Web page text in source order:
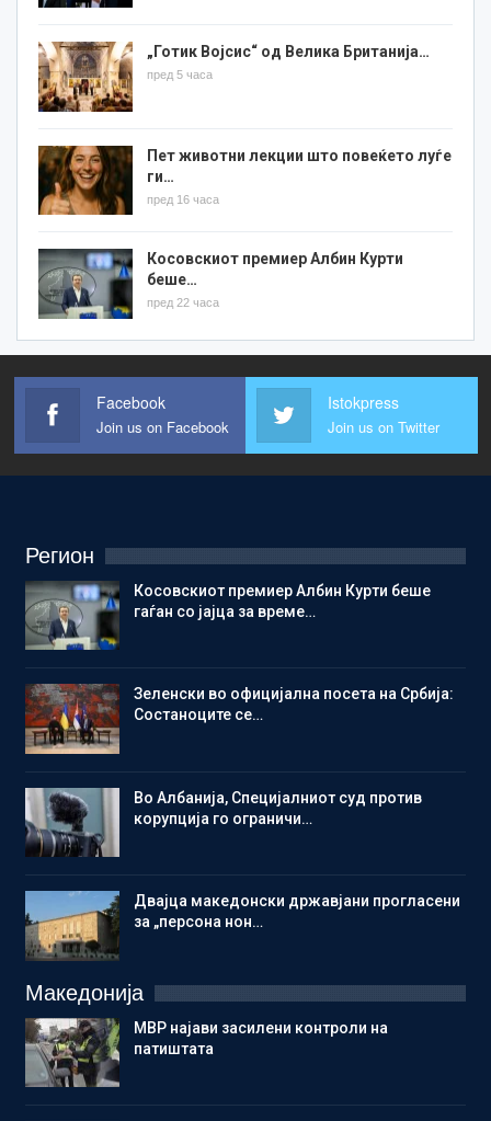
„Готик Војсис“ од Велика Британија…
пред 5 часа
Пет животни лекции што повеќето луѓе
ги…
пред 16 часа
Косовскиот премиер Албин Курти
беше…
пред 22 часа
Facebook
Join us on Facebook
Istokpress
Join us on Twitter
Регион
Косовскиот премиер Албин Курти беше
гаѓан со јајца за време…
Зеленски во официјална посета на Србија:
Состаноците се…
Во Албанија, Специјалниот суд против
корупција го ограничи…
Двајца македонски државјани прогласени
за „персона нон…
Македонија
МВР најави засилени контроли на
патиштата